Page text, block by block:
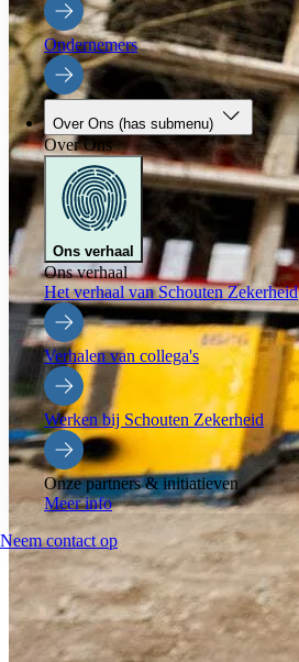
Ondernemers
Over Ons (has submenu)
Over Ons
Ons verhaal
Ons verhaal
Het verhaal van Schouten Zekerheid
Verhalen van collega's
Werken bij Schouten Zekerheid
Onze partners & initiatieven
Meer info
Neem contact op